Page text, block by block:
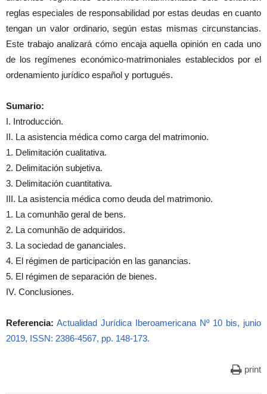
reglas especiales de responsabilidad por estas deudas en cuanto
tengan un valor ordinario, según estas mismas circunstancias.
Este trabajo analizará cómo encaja aquella opinión en cada uno
de los regímenes económico-matrimoniales establecidos por el
ordenamiento jurídico español y portugués.
Sumario:
I. Introducción.
II. La asistencia médica como carga del matrimonio.
1. Delimitación cualitativa.
2. Delimitación subjetiva.
3. Delimitación cuantitativa.
III. La asistencia médica como deuda del matrimonio.
1. La comunhão geral de bens.
2. La comunhão de adquiridos.
3. La sociedad de gananciales.
4. El régimen de participación en las ganancias.
5. El régimen de separación de bienes.
IV. Conclusiones.
Referencia: Actualidad Jurídica Iberoamericana Nº 10 bis, junio
2019, ISSN: 2386-4567, pp. 148-173.
print